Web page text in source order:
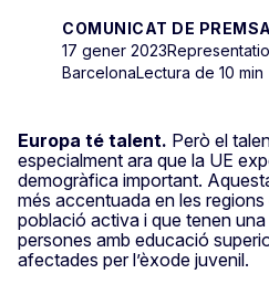
COMUNICAT DE PREMSA
17 gener 2023
BarcelonaLectura de 10 min
Europa té talent. Però el
especialment ara que la UE
demogràfica important.
més accentuada en les
població activa i que tenen
persones amb educació
afectades per l’èxode juvenil.